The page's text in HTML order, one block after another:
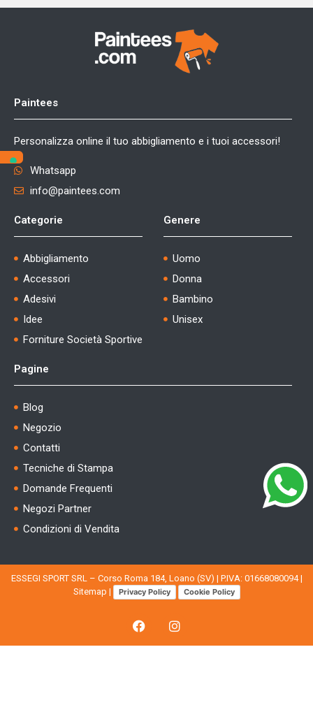
Paintees
Personalizza online il tuo abbigliamento e i tuoi accessori!
Whatsapp
info@paintees.com
Categorie
Abbigliamento
Accessori
Adesivi
Idee
Forniture Società Sportive
Genere
Uomo
Donna
Bambino
Unisex
Pagine
Blog
Negozio
Contatti
Tecniche di Stampa
Domande Frequenti
Negozi Partner
Condizioni di Vendita
ESSEGI SPORT SRL – Corso Roma 184, Loano (SV) | P.IVA: 01668080094 |
Sitemap | Privacy Policy Cookie Policy